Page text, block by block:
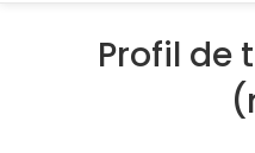
Profil de